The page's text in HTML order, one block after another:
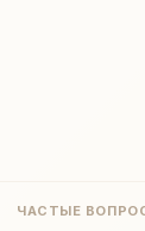
ЧАСТЫЕ